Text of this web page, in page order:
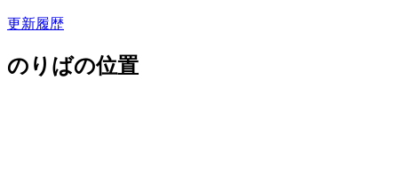
更新履歴
のりばの位置